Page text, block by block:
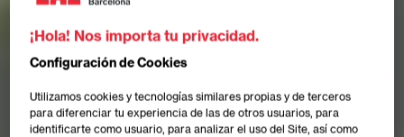
¡Hola! Nos importa tu privacidad.
Configuración de Cookies
Utilizamos cookies y tecnologías similares propias y de terceros
para diferenciar tu experiencia de las de otros usuarios, para
identificarte como usuario, para analizar el uso del Site, así como